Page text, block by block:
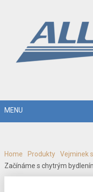
MENU
Home Produkty
Vejminek
Začínáme s chytrým